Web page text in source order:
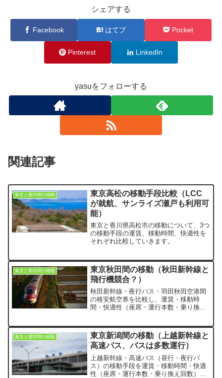
シェアする
Facebook はてブ Pocket
Pinterest LinkedIn
yasuをフォローする
関連記事
東京と都市間の移動
東京高松の移動手段比較（LCC
が就航、サンライズ瀬戸も利用可
能）
東京と香川県高松市の移動について、3つ
の移動手段の運賃、移動時間、快適性を
それぞれ比較していきます。
東京と都市間の移動
東京秋田間の移動（秋田新幹線と
飛行機競合？）
秋田新幹線・夜行バス・羽田秋田空港間
の格安航空券を比較し、運賃・移動時
間・快適性（座席・運行本数・乗り換え
東京と都市間の移動
東京新潟間の移動（上越新幹線と
高速バス、バスは多数運行）
上越新幹線・高速バス（昼行・夜行バ
ス）の移動手段を運賃・移動時間・快適
性（座席・運行本数・乗り換え回数）の